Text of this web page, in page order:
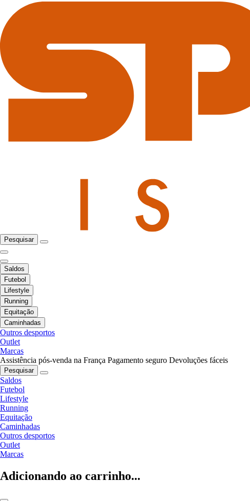
Pesquisar
Saldos
Futebol
Lifestyle
Running
Equitação
Caminhadas
Outros desportos
Outlet
Marcas
Assistência pós-venda na França Pagamento seguro Devoluções fáceis
Pesquisar
Saldos
Futebol
Lifestyle
Running
Equitação
Caminhadas
Outros desportos
Outlet
Marcas
Adicionando ao carrinho...